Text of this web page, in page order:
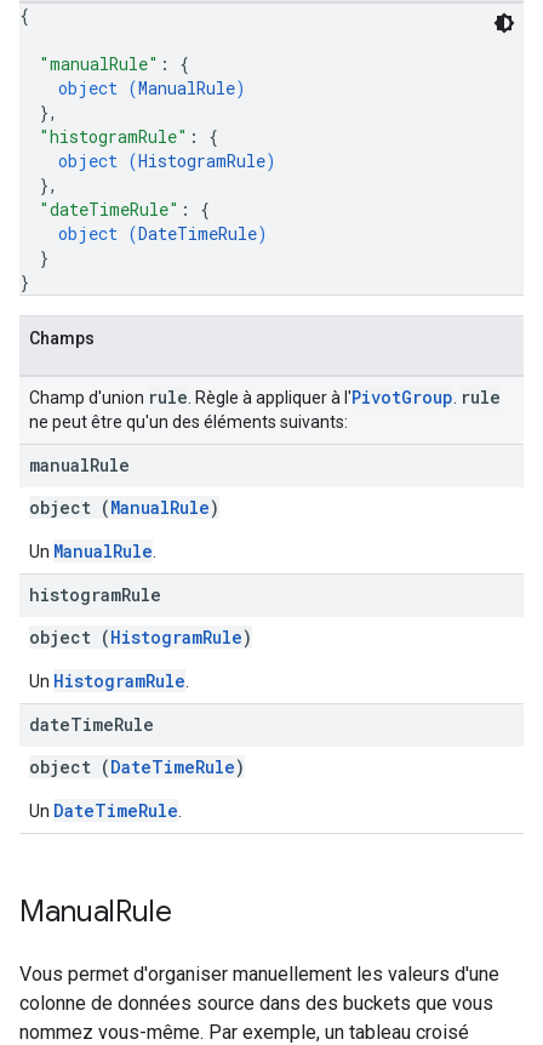
{
"manualRule" : {
object (ManualRule)
},
"histogramRule" : {
object (HistogramRule)
},
"dateTimeRule" : {
object (DateTimeRule)
}
}
Champs
Champ d'union rule . Règle à appliquer à l'PivotGroup rule
ne peut être qu'un des éléments suivants:
manualRule
object (ManualRule)
Un ManualRule
histogramRule
object (HistogramRule)
Un HistogramRule
dateTimeRule
object (DateTimeRule)
Un DateTimeRule
ManualRule
Vous permet d'organiser manuellement les valeurs d'une
colonne de données source dans des buckets que vous
nommez vous-même. Par exemple, un tableau croisé